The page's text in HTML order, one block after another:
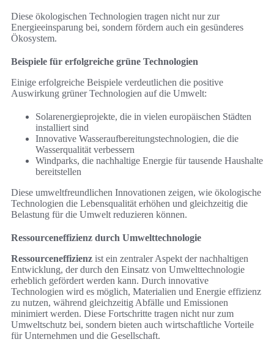
Diese ökologischen Technologien tragen nicht nur zur
Energieeinsparung bei, sondern fördern auch ein gesünderes
Ökosystem.
Beispiele für erfolgreiche grüne Technologien
Einige erfolgreiche Beispiele verdeutlichen die positive
Auswirkung grüner Technologien auf die Umwelt:
Solarenergieprojekte, die in vielen europäischen Städten
installiert sind
Innovative Wasseraufbereitungstechnologien, die die
Wasserqualität verbessern
Windparks, die nachhaltige Energie für tausende Haushalte
bereitstellen
Diese umweltfreundlichen Innovationen zeigen, wie ökologische
Technologien die Lebensqualität erhöhen und gleichzeitig die
Belastung für die Umwelt reduzieren können.
Ressourceneffizienz durch Umwelttechnologie
Ressourceneffizienz ist ein zentraler Aspekt der nachhaltigen
Entwicklung, der durch den Einsatz von Umwelttechnologie
erheblich gefördert werden kann. Durch innovative
Technologien wird es möglich, Materialien und Energie effizienz
zu nutzen, während gleichzeitig Abfälle und Emissionen
minimiert werden. Diese Fortschritte tragen nicht nur zum
Umweltschutz bei, sondern bieten auch wirtschaftliche Vorteile
für Unternehmen und die Gesellschaft.